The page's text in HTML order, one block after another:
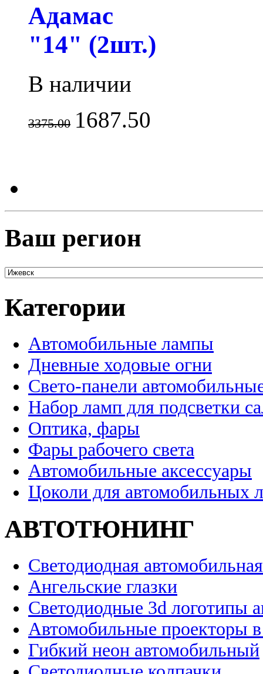
Адамас
"14" (2шт.)
В наличии
3375.00 1687.50
Ваш регион
Категории
Автомобильные лампы
Дневные ходовые огни
Свето-панели
Набор ламп для подсветки
Оптика, фары
Фары рабочего света
Автомобильные аксессуары
Цоколи для автомобильных
АВТОТЮНИНГ
Светодиодная
Ангельские глазки
Светодиодные 3d логотипы
Автомобильные проекторы
Гибкий неон автомобильный